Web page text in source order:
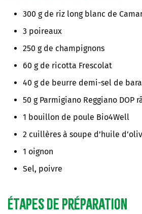
300 g de riz long blanc de
3 poireaux
250 g de champignons
60 g de ricotta Frescolat
40 g de beurre demi-sel de
50 g Parmigiano Reggiano DOP
1 bouillon de poule Bio4Well
2 cuillères à soupe d’huile
1 oignon
Sel, poivre
Étapes de préparation